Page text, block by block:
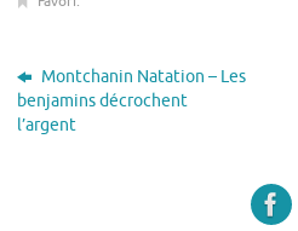
Montchanin Natation – Les
benjamins décrochent
l’argent